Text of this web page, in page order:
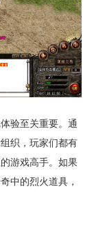
验至关重要。通
织，玩家们都有
游戏高手。如果
中的烈火道具，